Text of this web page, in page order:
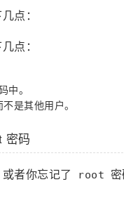
点：
点：
中。
是其他用户。
密码
者你忘记了 root